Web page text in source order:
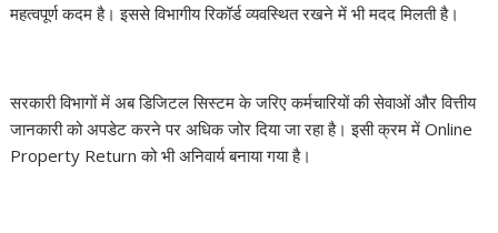
महत्वपूर्ण कदम है। इससे विभागीय रिकॉर्ड व्यवस्थित रखने में भी मदद मिलती है।
सरकारी विभागों में अब डिजिटल सिस्टम के जरिए कर्मचारियों की सेवाओं और वित्तीय
जानकारी को अपडेट करने पर अधिक जोर दिया जा रहा है। इसी क्रम में Online
Property Return को भी अनिवार्य बनाया गया है।